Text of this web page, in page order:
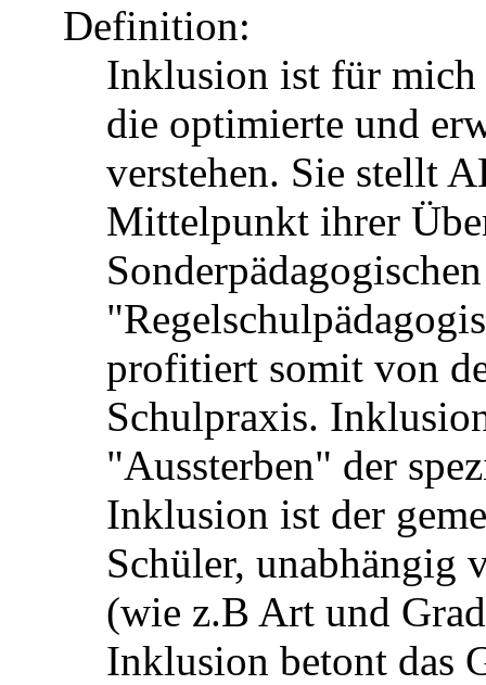
Definition:
Inklusion ist für mich
die optimierte und
verstehen. Sie stellt
Mittelpunkt ihrer
profitiert somit von
Schulpraxis.
"Aussterben" der
Inklusion ist der
Schüler, unabhängig
(wie z.B Art und
Inklusion betont das